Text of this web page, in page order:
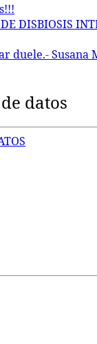
DISBIOSIS
duele.- Susana
datos